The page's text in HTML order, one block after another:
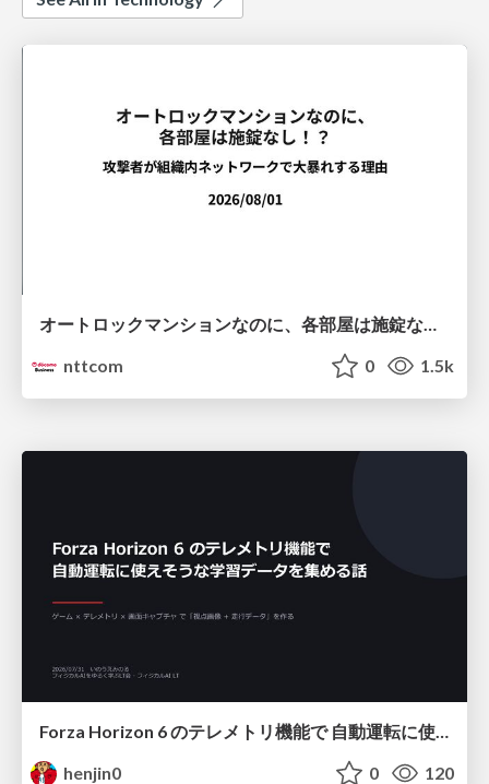
オートロックマンションなのに、各部屋は施錠なし！？ 攻撃者が組織内ネットワークで大暴れする理由 / The Front Door Is Locked, but the Rooms Are Wide Open: Why Attackers Move Freely Inside Enterprise Networks
nttcom
0 1.5k
henjin0
0 120